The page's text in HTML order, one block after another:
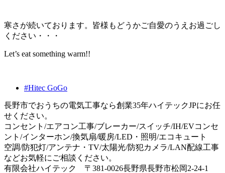
寒さが続いております。皆様もどうかご自愛のうえお過ごし
ください・・・
Let’s eat something warm!!
#Hitec GoGo
長野市でおうちの電気工事なら創業35年ハイテックJPにお任
せください。
コンセント/エアコン工事/ブレーカー/スイッチ/IH/EVコンセ
ント/インターホン/換気扇/暖房/LED・照明/エコキュート
空調/防犯灯/アンテナ・TV/太陽光/防犯カメラ/LAN配線工事
などお気軽にご相談ください。
有限会社ハイテック 〒381-0026長野県長野市松岡2-24-1